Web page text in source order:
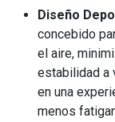
Diseño
concebido
el aire,
estabilidad a
en una
menos